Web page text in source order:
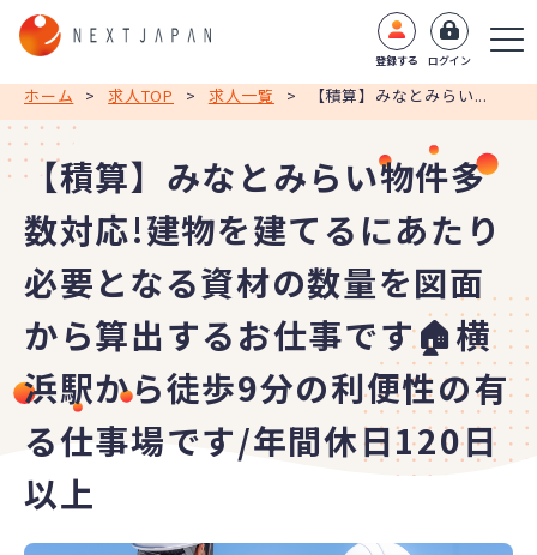
登録する ログイン
ホーム > 求人TOP > 求人一覧 > 【積算】みなとみらい...
【積算】みなとみらい物件多
数対応!建物を建てるにあたり
必要となる資材の数量を図面
から算出するお仕事です🏠横
浜駅から徒歩9分の利便性の有
る仕事場です/年間休日120日
以上